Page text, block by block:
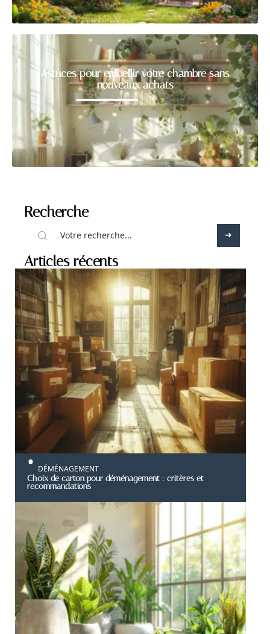
Astuces pour embellir votre chambre sans
nouveaux achats
Recherche
Articles récents
DÉMÉNAGEMENT
Choix de carton pour déménagement : critères et
recommandations